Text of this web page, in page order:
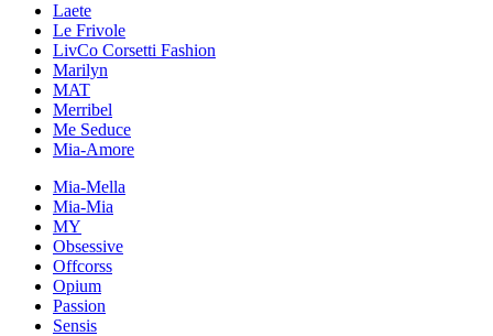
Laete
Le Frivole
LivCo Corsetti Fashion
Marilyn
MAT
Merribel
Me Seduce
Mia-Amore
Mia-Mella
Mia-Mia
MY
Obsessive
Offcorss
Opium
Passion
Sensis